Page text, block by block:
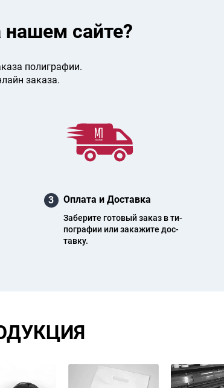
нашем сайте?
полиграфии.
заказа.
3 Оплата и Доставка
Заберите го­то­вый за­каз в ти­
пог­ра­фии или за­ка­жи­те дос­
тав­ку.